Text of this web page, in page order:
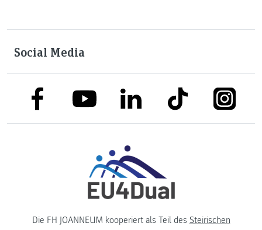
Social Media
link to facebooklink to youtubelink to linkedinlink to tiktok link to
Die FH JOANNEUM kooperiert als Teil des Steirischen